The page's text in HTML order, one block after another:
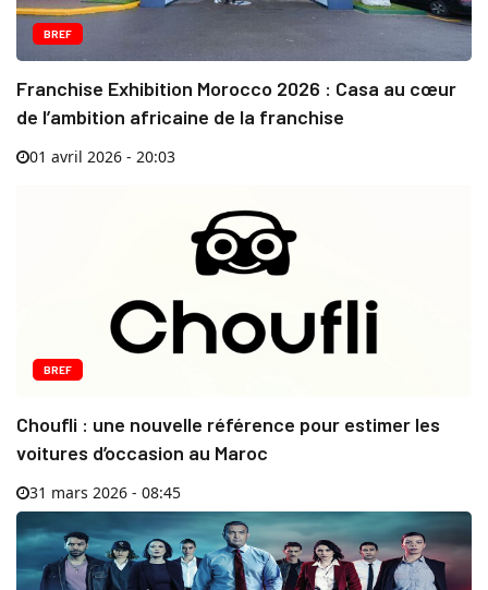
BREF
Franchise Exhibition Morocco 2026 : Casa au cœur
de l’ambition africaine de la franchise
01 avril 2026 - 20:03
BREF
Choufli : une nouvelle référence pour estimer les
voitures d’occasion au Maroc
31 mars 2026 - 08:45